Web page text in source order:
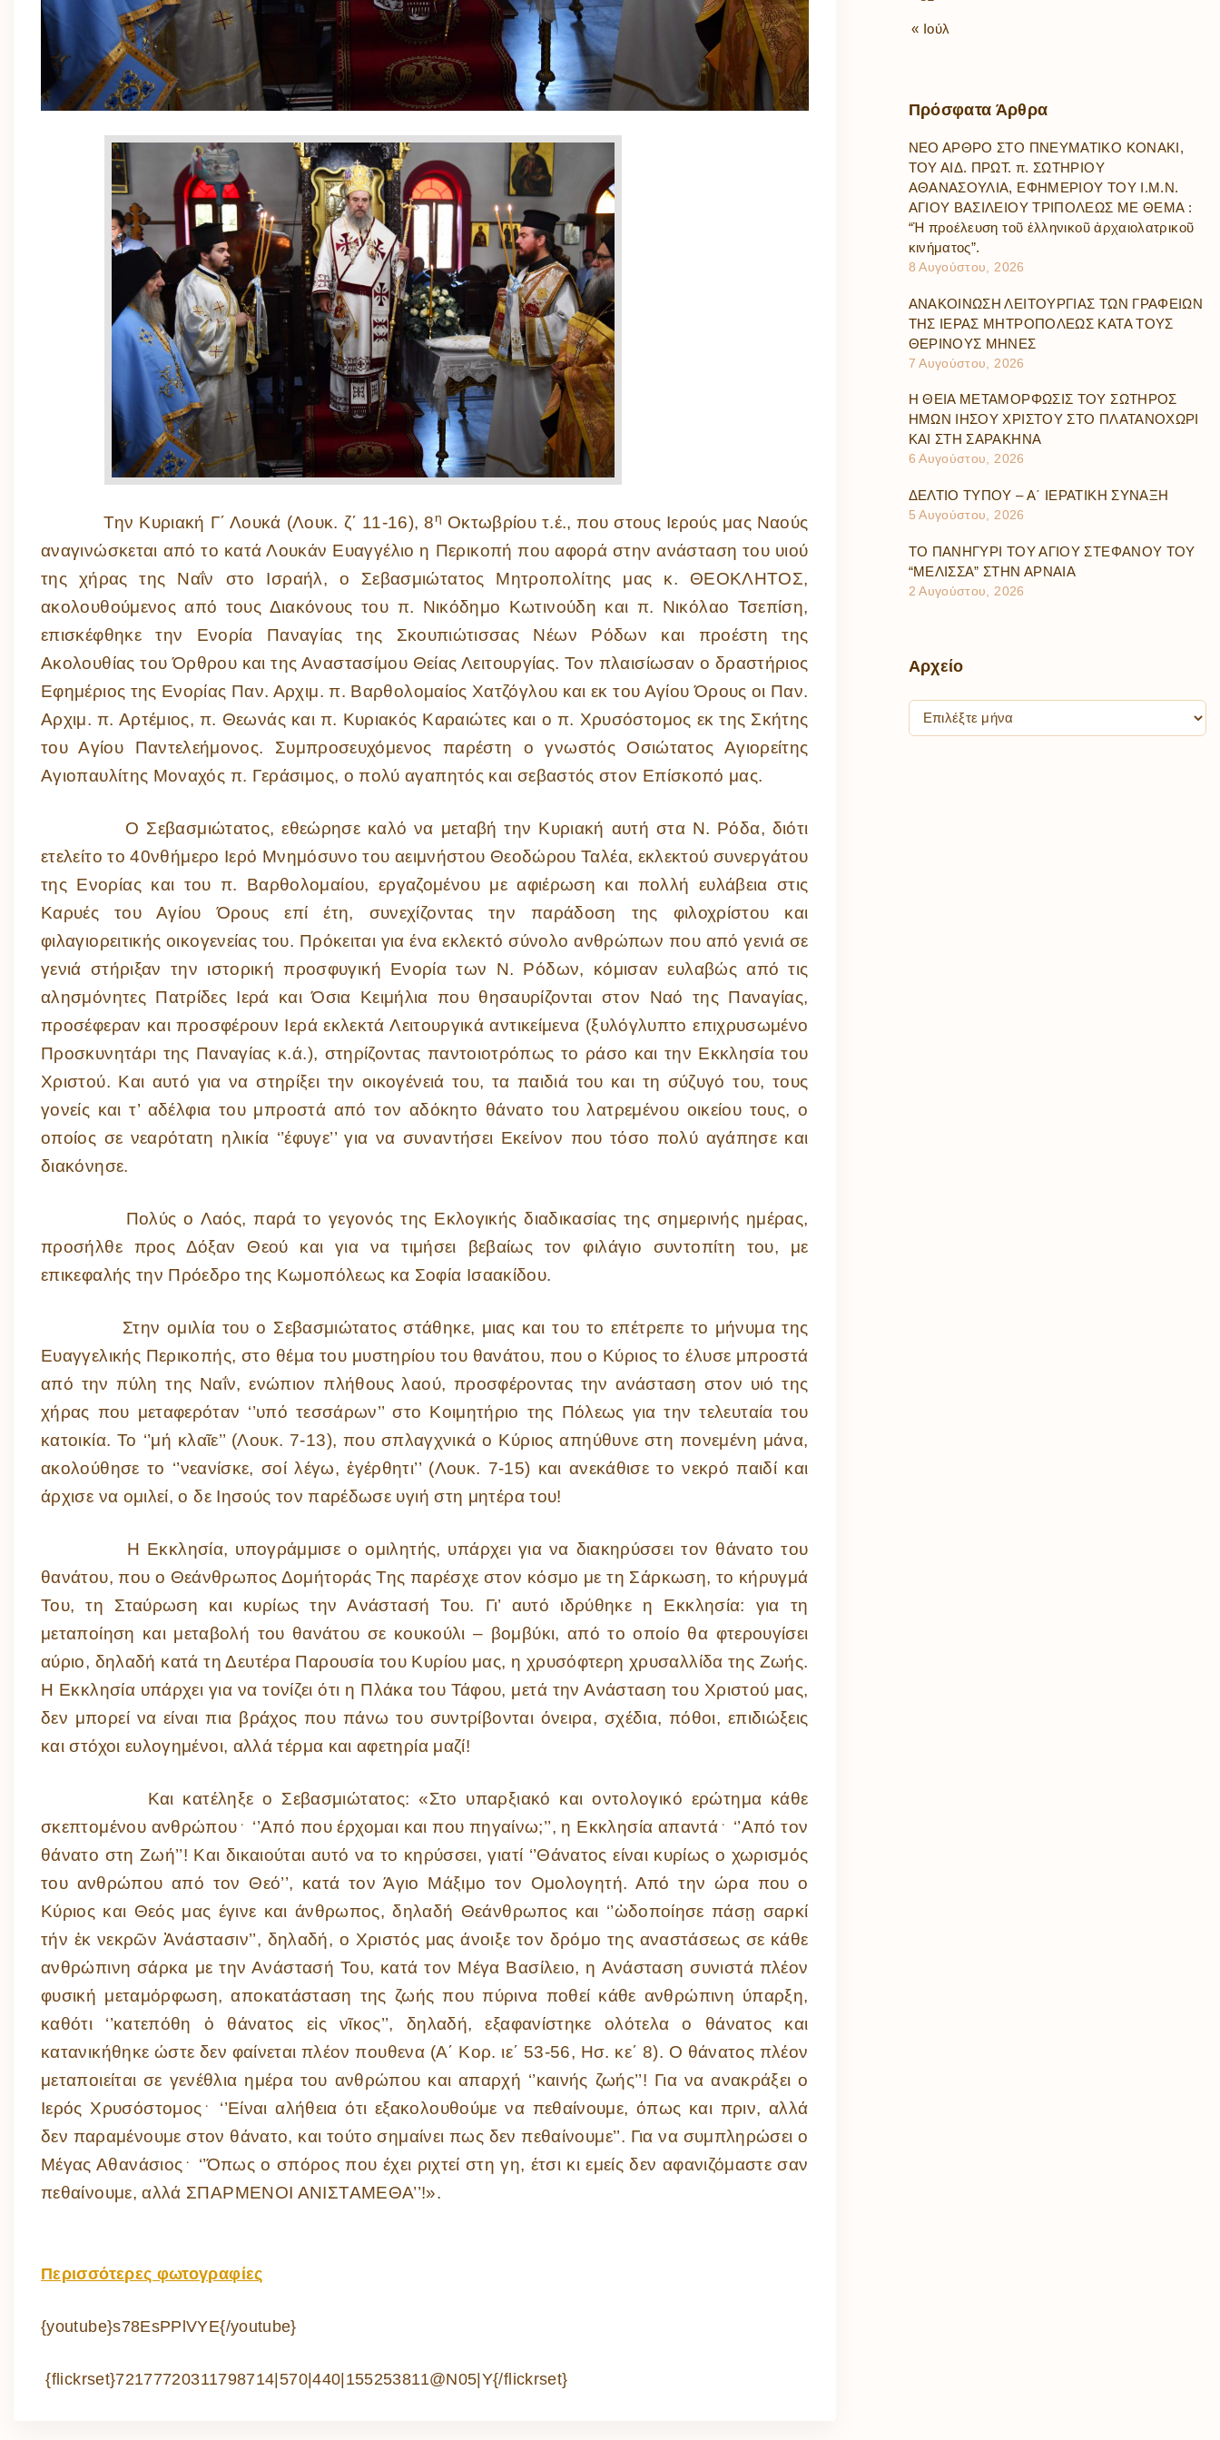
Την Κυριακή Γ΄ Λουκά (Λουκ. ζ΄ 11-16), 8η Οκτωβρίου τ.έ., που στους Ιερούς μας Ναούς
αναγινώσκεται από το κατά Λουκάν Ευαγγέλιο η Περικοπή που αφορά στην ανάσταση του υιού
της χήρας της Ναΐν στο Ισραήλ, ο Σεβασμιώτατος Μητροπολίτης μας κ. ΘΕΟΚΛΗΤΟΣ,
ακολουθούμενος από τους Διακόνους του π. Νικόδημο Κωτινούδη και π. Νικόλαο Τσεπίση,
επισκέφθηκε την Ενορία Παναγίας της Σκουπιώτισσας Νέων Ρόδων και προέστη της
Ακολουθίας του Όρθρου και της Αναστασίμου Θείας Λειτουργίας. Τον πλαισίωσαν ο δραστήριος
Εφημέριος της Ενορίας Παν. Αρχιμ. π. Βαρθολομαίος Χατζόγλου και εκ του Αγίου Όρους οι Παν.
Αρχιμ. π. Αρτέμιος, π. Θεωνάς και π. Κυριακός Καραιώτες και ο π. Χρυσόστομος εκ της Σκήτης
του Αγίου Παντελεήμονος. Συμπροσευχόμενος παρέστη ο γνωστός Οσιώτατος Αγιορείτης
Αγιοπαυλίτης Μοναχός π. Γεράσιμος, ο πολύ αγαπητός και σεβαστός στον Επίσκοπό μας.
Ο Σεβασμιώτατος, εθεώρησε καλό να μεταβή την Κυριακή αυτή στα Ν. Ρόδα, διότι
ετελείτο το 40νθήμερο Ιερό Μνημόσυνο του αειμνήστου Θεοδώρου Ταλέα, εκλεκτού συνεργάτου
της Ενορίας και του π. Βαρθολομαίου, εργαζομένου με αφιέρωση και πολλή ευλάβεια στις
Καρυές του Αγίου Όρους επί έτη, συνεχίζοντας την παράδοση της φιλοχρίστου και
φιλαγιορειτικής οικογενείας του. Πρόκειται για ένα εκλεκτό σύνολο ανθρώπων που από γενιά σε
γενιά στήριξαν την ιστορική προσφυγική Ενορία των Ν. Ρόδων, κόμισαν ευλαβώς από τις
αλησμόνητες Πατρίδες Ιερά και Όσια Κειμήλια που θησαυρίζονται στον Ναό της Παναγίας,
προσέφεραν και προσφέρουν Ιερά εκλεκτά Λειτουργικά αντικείμενα (ξυλόγλυπτο επιχρυσωμένο
Προσκυνητάρι της Παναγίας κ.ά.), στηρίζοντας παντοιοτρόπως το ράσο και την Εκκλησία του
Χριστού. Και αυτό για να στηρίξει την οικογένειά του, τα παιδιά του και τη σύζυγό του, τους
γονείς και τ’ αδέλφια του μπροστά από τον αδόκητο θάνατο του λατρεμένου οικείου τους, ο
οποίος σε νεαρότατη ηλικία ‘’έφυγε’’ για να συναντήσει Εκείνον που τόσο πολύ αγάπησε και
διακόνησε.
Πολύς ο Λαός, παρά το γεγονός της Εκλογικής διαδικασίας της σημερινής ημέρας,
προσήλθε προς Δόξαν Θεού και για να τιμήσει βεβαίως τον φιλάγιο συντοπίτη του, με
επικεφαλής την Πρόεδρο της Κωμοπόλεως κα Σοφία Ισαακίδου.
Στην ομιλία του ο Σεβασμιώτατος στάθηκε, μιας και του το επέτρεπε το μήνυμα της
Ευαγγελικής Περικοπής, στο θέμα του μυστηρίου του θανάτου, που ο Κύριος το έλυσε μπροστά
από την πύλη της Ναΐν, ενώπιον πλήθους λαού, προσφέροντας την ανάσταση στον υιό της
χήρας που μεταφερόταν ‘’υπό τεσσάρων’’ στο Κοιμητήριο της Πόλεως για την τελευταία του
κατοικία. Το ‘’μή κλαῖε’’ (Λουκ. 7-13), που σπλαγχνικά ο Κύριος απηύθυνε στη πονεμένη μάνα,
ακολούθησε το ‘’νεανίσκε, σοί λέγω, ἐγέρθητι’’ (Λουκ. 7-15) και ανεκάθισε το νεκρό παιδί και
άρχισε να ομιλεί, ο δε Ιησούς τον παρέδωσε υγιή στη μητέρα του!
Η Εκκλησία, υπογράμμισε ο ομιλητής, υπάρχει για να διακηρύσσει τον θάνατο του
θανάτου, που ο Θεάνθρωπος Δομήτοράς Της παρέσχε στον κόσμο με τη Σάρκωση, το κήρυγμά
Του, τη Σταύρωση και κυρίως την Ανάστασή Του. Γι’ αυτό ιδρύθηκε η Εκκλησία: για τη
μεταποίηση και μεταβολή του θανάτου σε κουκούλι – βομβύκι, από το οποίο θα φτερουγίσει
αύριο, δηλαδή κατά τη Δευτέρα Παρουσία του Κυρίου μας, η χρυσόφτερη χρυσαλλίδα της Ζωής.
Η Εκκλησία υπάρχει για να τονίζει ότι η Πλάκα του Τάφου, μετά την Ανάσταση του Χριστού μας,
δεν μπορεί να είναι πια βράχος που πάνω του συντρίβονται όνειρα, σχέδια, πόθοι, επιδιώξεις
και στόχοι ευλογημένοι, αλλά τέρμα και αφετηρία μαζί!
Και κατέληξε ο Σεβασμιώτατος: «Στο υπαρξιακό και οντολογικό ερώτημα κάθε
σκεπτομένου ανθρώπου ﮲ ‘’Από που έρχομαι και που πηγαίνω;’’, η Εκκλησία απαντά ﮲ ‘’Από τον
θάνατο στη Ζωή’’! Και δικαιούται αυτό να το κηρύσσει, γιατί ‘’Θάνατος είναι κυρίως ο χωρισμός
του ανθρώπου από τον Θεό’’, κατά τον Άγιο Μάξιμο τον Ομολογητή. Από την ώρα που ο
Κύριος και Θεός μας έγινε και άνθρωπος, δηλαδή Θεάνθρωπος και ‘’ὡδοποίησε πάσῃ σαρκί
τήν ἐκ νεκρῶν Ἀνάστασιν’’, δηλαδή, ο Χριστός μας άνοιξε τον δρόμο της αναστάσεως σε κάθε
ανθρώπινη σάρκα με την Ανάστασή Του, κατά τον Μέγα Βασίλειο, η Ανάσταση συνιστά πλέον
φυσική μεταμόρφωση, αποκατάσταση της ζωής που πύρινα ποθεί κάθε ανθρώπινη ύπαρξη,
καθότι ‘’κατεπόθη ὁ θάνατος εἰς νῖκος’’, δηλαδή, εξαφανίστηκε ολότελα ο θάνατος και
κατανικήθηκε ώστε δεν φαίνεται πλέον πουθενα (Α΄ Κορ. ιε΄ 53-56, Ησ. κε΄ 8). Ο θάνατος πλέον
μεταποιείται σε γενέθλια ημέρα του ανθρώπου και απαρχή ‘’καινής ζωής’’! Για να ανακράξει ο
Ιερός Χρυσόστομος ﮲
‘’Είναι αλήθεια ότι εξακολουθούμε να πεθαίνουμε, όπως και πριν, αλλά
δεν παραμένουμε στον θάνατο, και τούτο σημαίνει πως δεν πεθαίνουμε’’. Για να συμπληρώσει ο
Μέγας Αθανάσιος ﮲ ‘’Όπως ο σπόρος που έχει ριχτεί στη γη, έτσι κι εμείς δεν αφανιζόμαστε σαν
πεθαίνουμε, αλλά ΣΠΑΡΜΕΝΟΙ ΑΝΙΣΤΑΜΕΘΑ’’!».
Περισσότερες φωτογραφίες
{youtube}s78EsPPlVYE{/youtube}
{flickrset}72177720311798714|570|440|155253811@N05|Y{/flickrset}
« Ιούλ
Πρόσφατα Άρθρα
ΝΕΟ ΑΡΘΡΟ ΣΤΟ ΠΝΕΥΜΑΤΙΚΟ ΚΟΝΑΚΙ,
ΤΟΥ ΑΙΔ. ΠΡΩΤ. π. ΣΩΤΗΡΙΟΥ
ΑΘΑΝΑΣΟΥΛΙΑ, ΕΦΗΜΕΡΙΟΥ ΤΟΥ Ι.Μ.Ν.
ΑΓΙΟΥ ΒΑΣΙΛΕΙΟΥ ΤΡΙΠΟΛΕΩΣ ΜΕ ΘΕΜΑ :
“Ἡ προέλευση τοῦ ἑλληνικοῦ ἀρχαιολατρικοῦ
κινήματος”.
8 Αυγούστου, 2026
ΑΝΑΚΟΙΝΩΣΗ ΛΕΙΤΟΥΡΓΙΑΣ ΤΩΝ ΓΡΑΦΕΙΩΝ
ΤΗΣ ΙΕΡΑΣ ΜΗΤΡΟΠΟΛΕΩΣ ΚΑΤΑ ΤΟΥΣ
ΘΕΡΙΝΟΥΣ ΜΗΝΕΣ
7 Αυγούστου, 2026
Η ΘΕΙΑ ΜΕΤΑΜΟΡΦΩΣΙΣ ΤΟΥ ΣΩΤΗΡΟΣ
ΗΜΩΝ ΙΗΣΟΥ ΧΡΙΣΤΟΥ ΣΤΟ ΠΛΑΤΑΝΟΧΩΡΙ
ΚΑΙ ΣΤΗ ΣΑΡΑΚΗΝΑ
6 Αυγούστου, 2026
ΔΕΛΤΙΟ ΤΥΠΟΥ – Α΄ ΙΕΡΑΤΙΚΗ ΣΥΝΑΞΗ
5 Αυγούστου, 2026
ΤΟ ΠΑΝΗΓΥΡΙ ΤΟΥ ΑΓΙΟΥ ΣΤΕΦΑΝΟΥ ΤΟΥ
“ΜΕΛΙΣΣΑ” ΣΤΗΝ ΑΡΝΑΙΑ
2 Αυγούστου, 2026
Αρχείο